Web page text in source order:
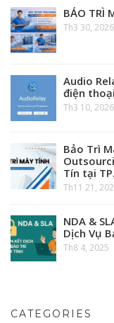
BẢO TRÌ
Th3 30, 2026
Audio
điện
Th3 10, 2026
Bảo Trì
Tín tại
Th11 21,
NDA &
Dịch Vụ
Th8 4, 2025
CATEGORIES